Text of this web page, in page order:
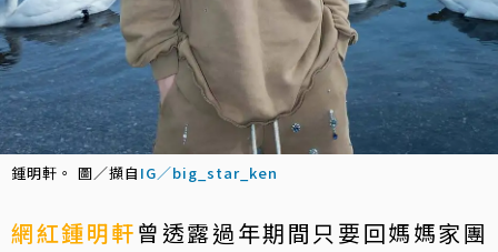
鍾明軒。 圖／擷自 IG／big_star_ken
網紅鍾明軒曾透露過年期間只要回媽媽家團